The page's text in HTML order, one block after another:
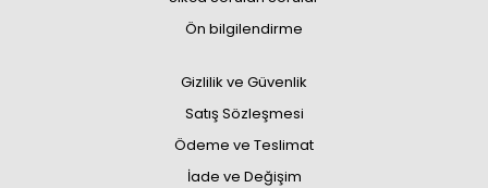
Ön bilgilendirme
Gizlilik ve Güvenlik
Satış Sözleşmesi
Ödeme ve Teslimat
İade ve Değişim